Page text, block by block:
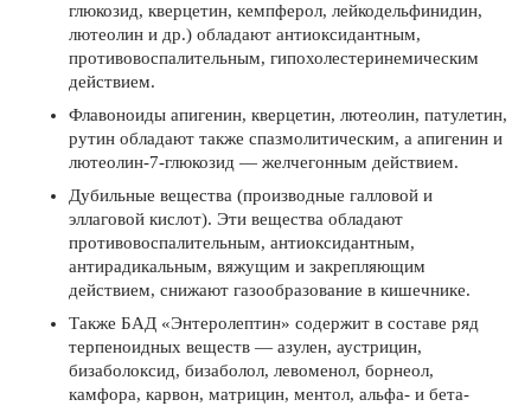
глюкозид, кверцетин, кемпферол, лейкодельфинидин,
лютеолин и др.) обладают антиоксидантным,
противовоспалительным, гипохолестеринемическим
действием.
Флавоноиды апигенин, кверцетин, лютеолин, патулетин,
рутин обладают также спазмолитическим, а апигенин и
лютеолин-7-глюкозид — желчегонным действием.
Дубильные вещества (производные галловой и
эллаговой кислот). Эти вещества обладают
противовоспалительным, антиоксидантным,
антирадикальным, вяжущим и закрепляющим
действием, снижают газообразование в кишечнике.
Также БАД «Энтеролептин» содержит в составе ряд
терпеноидных веществ — азулен, аустрицин,
бизаболоксид, бизаболол, левоменол, борнеол,
камфора, карвон, матрицин, ментол, альфа- и бета-